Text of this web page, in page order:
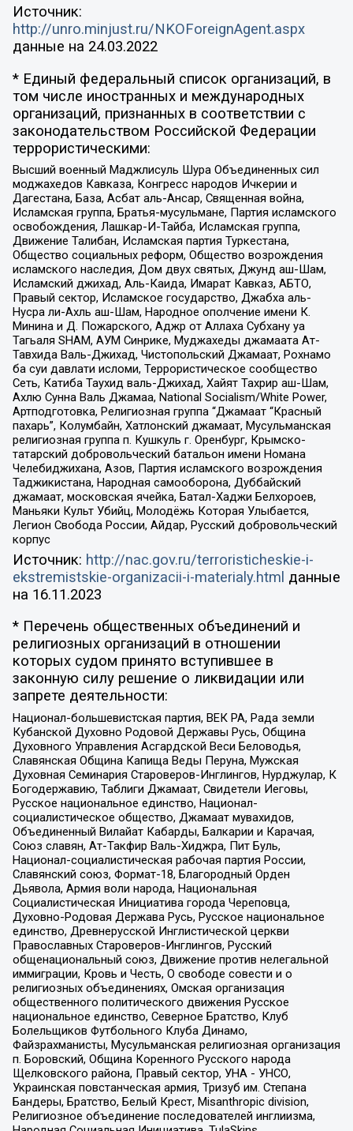
Источник:
http://unro.minjust.ru/NKOForeignAgent.aspx
данные на 24.03.2022
* Единый федеральный список организаций, в
том числе иностранных и международных
организаций, признанных в соответствии с
законодательством Российской Федерации
террористическими:
Высший военный Маджлисуль Шура Объединенных сил
моджахедов Кавказа, Конгресс народов Ичкерии и
Дагестана, База, Асбат аль-Ансар, Священная война,
Исламская группа, Братья-мусульмане, Партия исламского
освобождения, Лашкар-И-Тайба, Исламская группа,
Движение Талибан, Исламская партия Туркестана,
Общество социальных реформ, Общество возрождения
исламского наследия, Дом двух святых, Джунд аш-Шам,
Исламский джихад, Аль-Каида, Имарат Кавказ, АБТО,
Правый сектор, Исламское государство, Джабха аль-
Нусра ли-Ахль аш-Шам, Народное ополчение имени К.
Минина и Д. Пожарского, Аджр от Аллаха Субхану уа
Тагьаля SHAM, АУМ Синрике, Муджахеды джамаата Ат-
Тавхида Валь-Джихад, Чистопольский Джамаат, Рохнамо
ба суи давлати исломи, Террористическое сообщество
Сеть, Катиба Таухид валь-Джихад, Хайят Тахрир аш-Шам,
Ахлю Сунна Валь Джамаа, National Socialism/White Power,
Артподготовка, Религиозная группа “Джамаат “Красный
пахарь”, Колумбайн, Хатлонский джамаат, Мусульманская
религиозная группа п. Кушкуль г. Оренбург, Крымско-
татарский добровольческий батальон имени Номана
Челебиджихана, Азов, Партия исламского возрождения
Таджикистана, Народная самооборона, Дуббайский
джамаат, московская ячейка, Батал-Хаджи Белхороев,
Маньяки Культ Убийц, Молодёжь Которая Улыбается,
Легион Свобода России, Айдар, Русский добровольческий
корпус
Источник: http://nac.gov.ru/terroristicheskie-i-
ekstremistskie-organizacii-i-materialy.html данные
на 16.11.2023
* Перечень общественных объединений и
религиозных организаций в отношении
которых судом принято вступившее в
законную силу решение о ликвидации или
запрете деятельности:
Национал-большевистская партия, ВЕК РА, Рада земли
Кубанской Духовно Родовой Державы Русь, Община
Духовного Управления Асгардской Веси Беловодья,
Славянская Община Капища Веды Перуна, Мужская
Духовная Семинария Староверов-Инглингов, Нурджулар, К
Богодержавию, Таблиги Джамаат, Свидетели Иеговы,
Русское национальное единство, Национал-
социалистическое общество, Джамаат мувахидов,
Объединенный Вилайат Кабарды, Балкарии и Карачая,
Союз славян, Ат-Такфир Валь-Хиджра, Пит Буль,
Национал-социалистическая рабочая партия России,
Славянский союз, Формат-18, Благородный Орден
Дьявола, Армия воли народа, Национальная
Социалистическая Инициатива города Череповца,
Духовно-Родовая Держава Русь, Русское национальное
единство, Древнерусской Инглистической церкви
Православных Староверов-Инглингов, Русский
общенациональный союз, Движение против нелегальной
иммиграции, Кровь и Честь, О свободе совести и о
религиозных объединениях, Омская организация
общественного политического движения Русское
национальное единство, Северное Братство, Клуб
Болельщиков Футбольного Клуба Динамо,
Файзрахманисты, Мусульманская религиозная организация
п. Боровский, Община Коренного Русского народа
Щелковского района, Правый сектор, УНА - УНСО,
Украинская повстанческая армия, Тризуб им. Степана
Бандеры, Братство, Белый Крест, Misanthropic division,
Религиозное объединение последователей инглиизма,